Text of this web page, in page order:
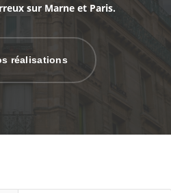
sur Marne et Paris.
réalisations